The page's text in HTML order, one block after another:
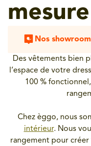
Nos
Des vêtements bien
l’espace de votre
100 %
Chez èggo, nous
intérieur. Nous
rangement pour créer